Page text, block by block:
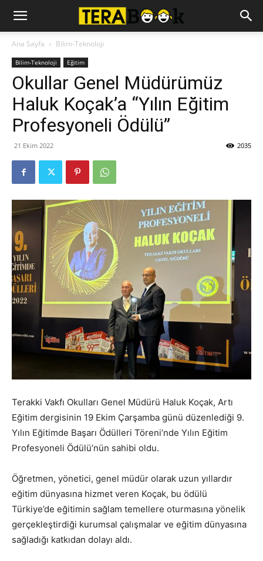
Ana Sayfa Bilim-Teknoloji
Bilim-Teknoloji Eğitim
Okullar Genel Müdürümüz
Haluk Koçak’a “Yılın Eğitim
Profesyoneli Ödülü”
21 Ekim 2022 2035
Terakki Vakfı Okulları Genel Müdürü Haluk Koçak, Artı
Eğitim dergisinin 19 Ekim Çarşamba günü düzenlediği 9.
Yılın Eğitimde Başarı Ödülleri Töreni’nde Yılın Eğitim
Profesyoneli Ödülü’nün sahibi oldu.
Öğretmen, yönetici, genel müdür olarak uzun yıllardır
eğitim dünyasına hizmet veren Koçak, bu ödülü
Türkiye’de eğitimin sağlam temellere oturmasına yönelik
gerçekleştirdiği kurumsal çalışmalar ve eğitim dünyasına
sağladığı katkıdan dolayı aldı.